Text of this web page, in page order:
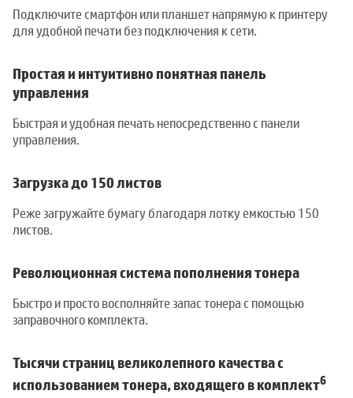
Подключите смартфон или планшет напрямую к принтеру
для удобной печати без подключения к сети.
Простая и интуитивно понятная панель
управления
Быстрая и удобная печать непосредственно с панели
управления.
Загрузка до 150 листов
Реже загружайте бумагу благодаря лотку емкостью 150
листов.
Революционная система пополнения тонера
Быстро и просто восполняйте запас тонера с помощью
заправочного комплекта.
Тысячи страниц великолепного качества с
использованием тонера, входящего в комплект6